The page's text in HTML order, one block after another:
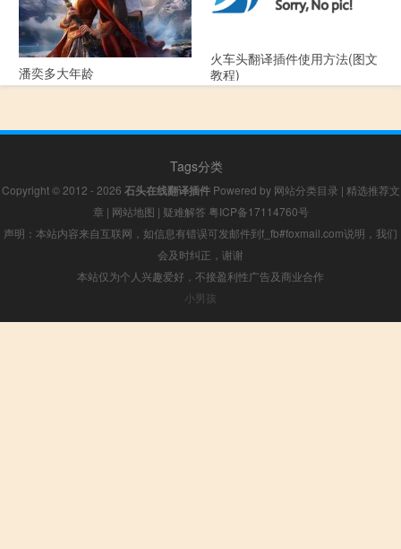
潘奕多大年龄
火车头翻译插件使用方法(图文
教程)
Tags分类
Copyright © 2012 - 2026 石头在线翻译插件Powered by 网站分类目录 | 精选推荐文
章 | 网站地图 | 疑难解答 粤ICP备17114760号
声明：本站内容来自互联网，如信息有错误可发邮件到f_fb#foxmail.com说明，我们
会及时纠正，谢谢
本站仅为个人兴趣爱好，不接盈利性广告及商业合作
小男孩